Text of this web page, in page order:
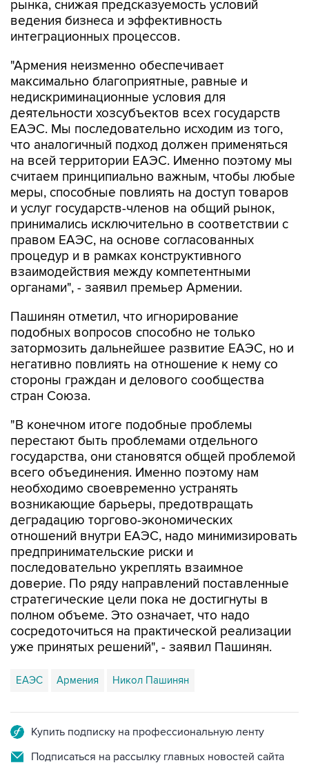
рынка, снижая предсказуемость условий
ведения бизнеса и эффективность
интеграционных процессов.
"Армения неизменно обеспечивает
максимально благоприятные, равные и
недискриминационные условия для
деятельности хозсубъектов всех государств
ЕАЭС. Мы последовательно исходим из того,
что аналогичный подход должен применяться
на всей территории ЕАЭС. Именно поэтому мы
считаем принципиально важным, чтобы любые
меры, способные повлиять на доступ товаров
и услуг государств-членов на общий рынок,
принимались исключительно в соответствии с
правом ЕАЭС, на основе согласованных
процедур и в рамках конструктивного
взаимодействия между компетентными
органами", - заявил премьер Армении.
Пашинян отметил, что игнорирование
подобных вопросов способно не только
затормозить дальнейшее развитие ЕАЭС, но и
негативно повлиять на отношение к нему со
стороны граждан и делового сообщества
стран Союза.
"В конечном итоге подобные проблемы
перестают быть проблемами отдельного
государства, они становятся общей проблемой
всего объединения. Именно поэтому нам
необходимо своевременно устранять
возникающие барьеры, предотвращать
деградацию торгово-экономических
отношений внутри ЕАЭС, надо минимизировать
предпринимательские риски и
последовательно укреплять взаимное
доверие. По ряду направлений поставленные
стратегические цели пока не достигнуты в
полном объеме. Это означает, что надо
сосредоточиться на практической реализации
уже принятых решений", - заявил Пашинян.
ЕАЭС Армения Никол Пашинян
Купить подписку на профессиональную ленту
Подписаться на рассылку главных новостей сайта